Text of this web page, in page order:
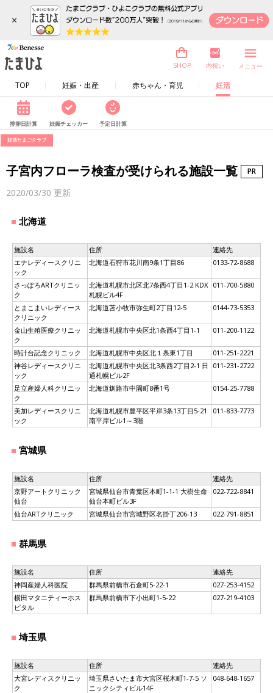
×
TOP 妊娠・出産 赤ちゃん・育児 妊活
SHOP 内祝い メニュー
排卵日計算 妊娠チェッカー 予定日計算
妊活たまごクラブ
子宮内フローラ検査が受けられる施設一覧
2020/03/30 更新
北海道
施設名 住所
連絡先
エナレディースクリニ
ック
北海道石狩市花川南9条1丁目86 0133-72-8688
さっぽろARTクリニッ
ク
北海道札幌市北区北7条西4丁目1-2 KDX
札幌ビル4F
011-700-5880
とまこまいレディース
クリニック
北海道苫小牧市弥生町2丁目12-5 0144-73-5353
金山生殖医療クリニッ
ク
北海道札幌市中央区北1条西4丁目1-1 011-200-1122
時計台記念クリニック 北海道札幌市中央区北１条東1丁目
011-251-2221
神谷レディースクリニ
ック
北海道札幌市中央区北3条西2丁目2-1 日
通札幌ビル2F
011-231-2722
足立産婦人科クリニッ
ク
北海道釧路市中園町8番1号 0154-25-7788
美加レディースクリニ
ック
北海道札幌市豊平区平岸3条13丁目5-21
南平岸ビル1～3階
011-833-7773
宮城県
施設名 住所
連絡先
京野アートクリニック
仙台
宮城県仙台市青葉区本町1-1-1 大樹生命
仙台本町ビル3F
022-722-8841
仙台ARTクリニック 宮城県仙台市宮城野区名掛丁206-13 022-791-8851
群馬県
施設名 住所
連絡先
神岡産婦人科医院
群馬県前橋市石倉町5-22-1
027-253-4152
横田マタニティーホス
ピタル
群馬県前橋市下小出町1-5-22 027-219-4103
埼玉県
施設名 住所
連絡先
大宮レディスクリニッ
ク
埼玉県さいたま市大宮区桜木町1-7-5 ソ
ニックシティビル14F
048-648-1657